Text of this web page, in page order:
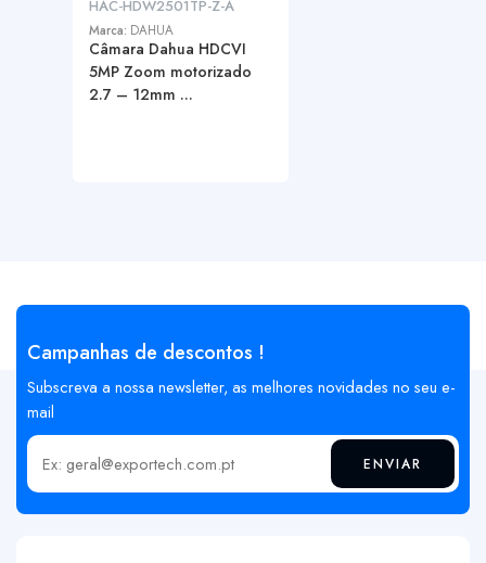
HAC-HDW2501TP-Z-A
Marca: DAHUA
Câmara Dahua HDCVI
5MP Zoom motorizado
2.7 – 12mm ...
Campanhas de descontos !
Subscreva a nossa newsletter, as melhores novidades no seu e-
mail
Insira o seu email ENVIAR